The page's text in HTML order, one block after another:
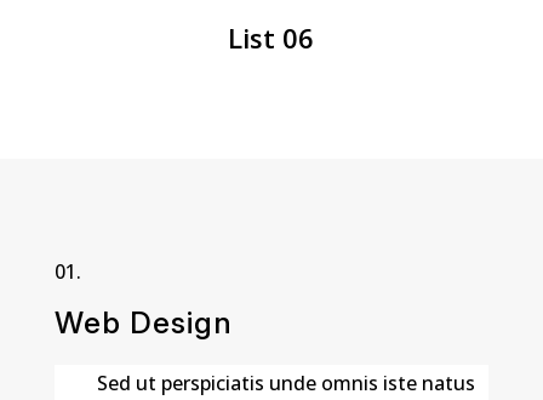
List 06
Web Design
Sed ut perspiciatis unde omnis iste natus